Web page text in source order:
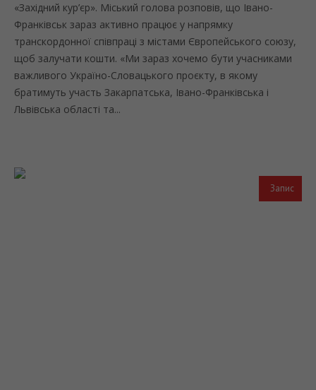
«Західний кур’єр». Міський голова розповів, що Івано-
Франківськ зараз активно працює у напрямку
транскордонної співпраці з містами Європейського союзу,
щоб залучати кошти. «Ми зараз хочемо бути учасниками
важливого Україно-Словацького проєкту, в якому
братимуть участь Закарпатська, Івано-Франківська і
Львівська області та...
Запис